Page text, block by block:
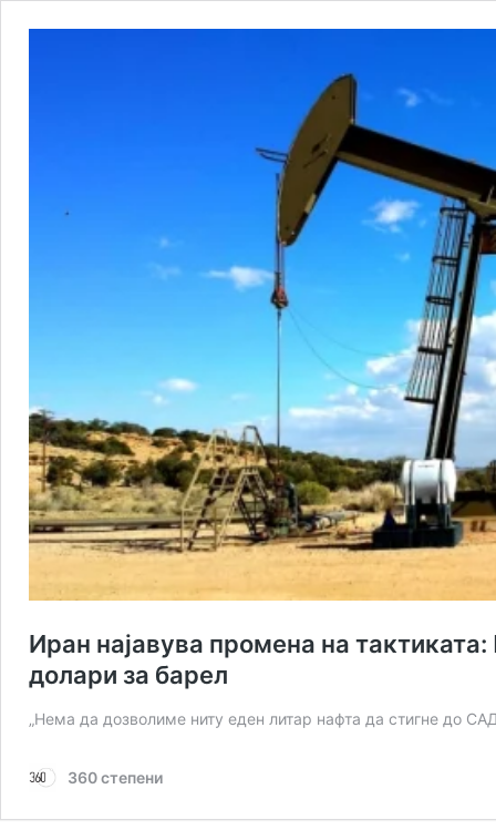
Иран најавува промена на
долари за барел
„Нема да дозволиме ниту еден литар нафта да стигне до
360 степени